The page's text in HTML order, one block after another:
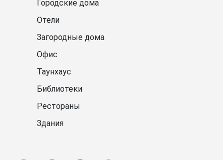
Городские дома
Отели
Загородные дома
Офис
Таунхаус
Библиотеки
Рестораны
Здания